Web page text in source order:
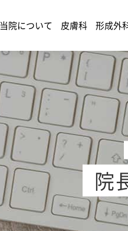
当院について 皮膚科 形成外
院